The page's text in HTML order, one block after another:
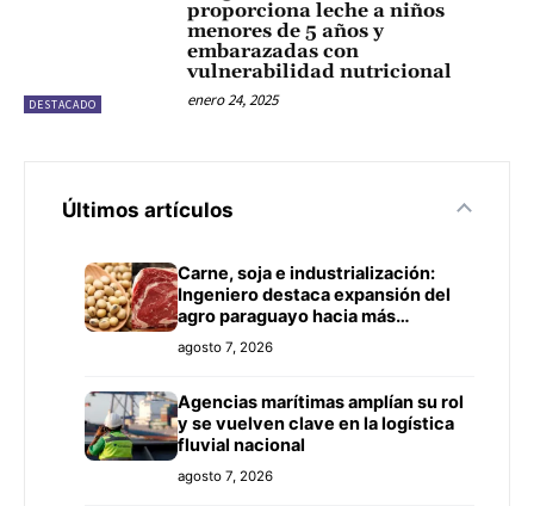
DESTACADO
proporciona leche a niños
menores de 5 años y
embarazadas con
vulnerabilidad nutricional
enero 24, 2025
Últimos artículos
Carne, soja e industrialización:
Ingeniero destaca expansión del
agro paraguayo hacia más
mercados
agosto 7, 2026
Agencias marítimas amplían su rol
y se vuelven clave en la logística
fluvial nacional
agosto 7, 2026